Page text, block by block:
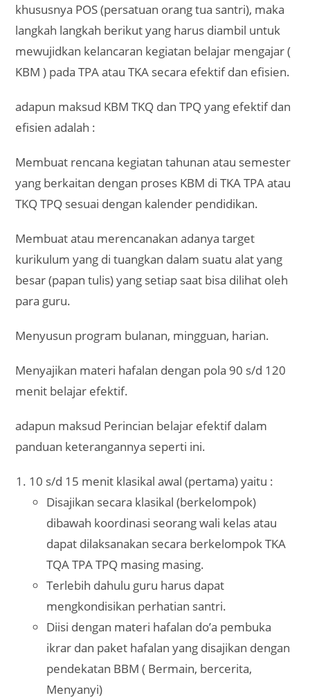
khususnya POS (persatuan orang tua santri), maka
langkah langkah berikut yang harus diambil untuk
mewujidkan kelancaran kegiatan belajar mengajar (
KBM ) pada TPA atau TKA secara efektif dan efisien.
adapun maksud KBM TKQ dan TPQ yang efektif dan
efisien adalah :
Membuat rencana kegiatan tahunan atau semester
yang berkaitan dengan proses KBM di TKA TPA atau
TKQ TPQ sesuai dengan kalender pendidikan.
Membuat atau merencanakan adanya target
kurikulum yang di tuangkan dalam suatu alat yang
besar (papan tulis) yang setiap saat bisa dilihat oleh
para guru.
Menyusun program bulanan, mingguan, harian.
Menyajikan materi hafalan dengan pola 90 s/d 120
menit belajar efektif.
adapun maksud Perincian belajar efektif dalam
panduan keterangannya seperti ini.
10 s/d 15 menit klasikal awal (pertama) yaitu :
Disajikan secara klasikal (berkelompok)
dibawah koordinasi seorang wali kelas atau
dapat dilaksanakan secara berkelompok TKA
TQA TPA TPQ masing masing.
Terlebih dahulu guru harus dapat
mengkondisikan perhatian santri.
Diisi dengan materi hafalan do’a pembuka
ikrar dan paket hafalan yang disajikan dengan
pendekatan BBM ( Bermain, bercerita,
Menyanyi)